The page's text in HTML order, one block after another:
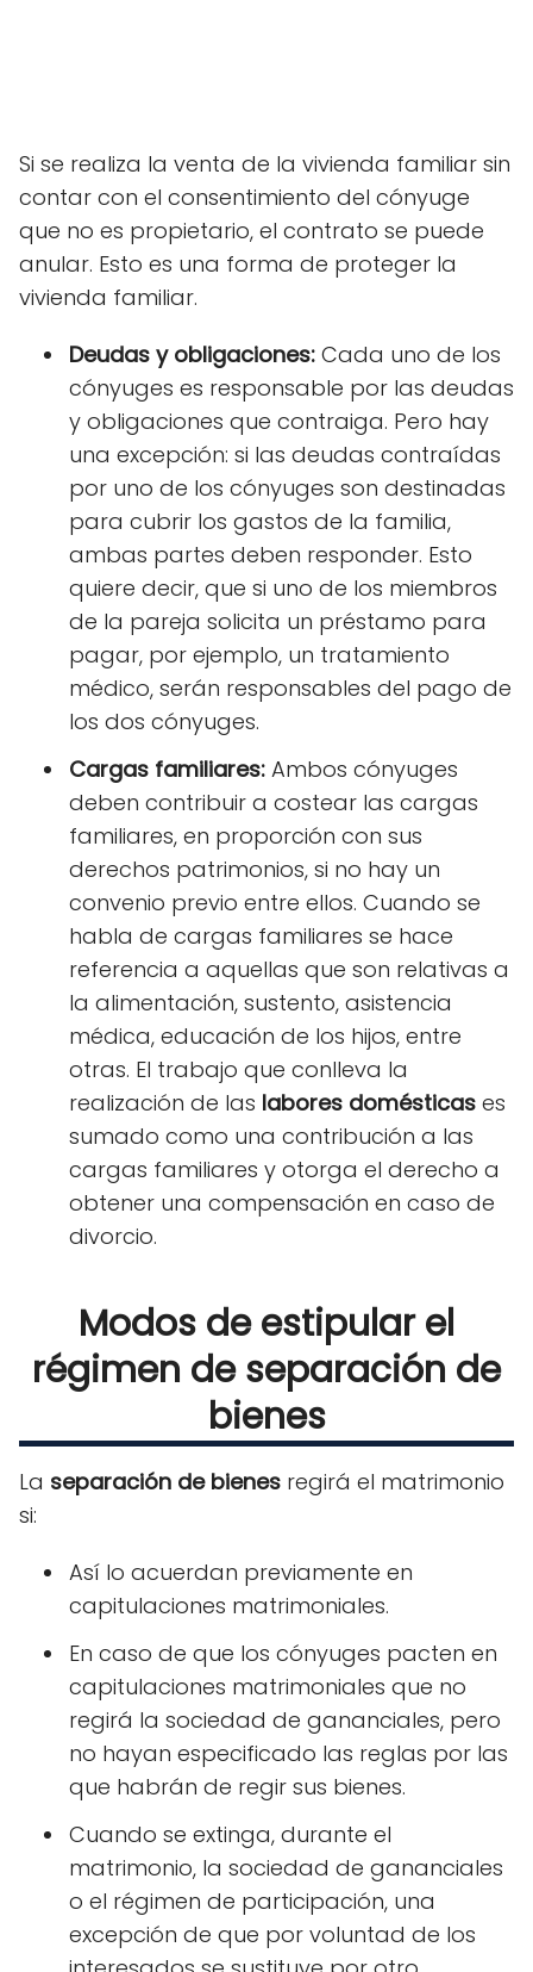
Si se realiza la venta de la vivienda familiar sin
contar con el consentimiento del cónyuge
que no es propietario, el contrato se puede
anular. Esto es una forma de proteger la
vivienda familiar.
Deudas y obligaciones: Cada uno de los
cónyuges es responsable por las deudas
y obligaciones que contraiga. Pero hay
una excepción: si las deudas contraídas
por uno de los cónyuges son destinadas
para cubrir los gastos de la familia,
ambas partes deben responder. Esto
quiere decir, que si uno de los miembros
de la pareja solicita un préstamo para
pagar, por ejemplo, un tratamiento
médico, serán responsables del pago de
los dos cónyuges.
Cargas familiares: Ambos cónyuges
deben contribuir a costear las cargas
familiares, en proporción con sus
derechos patrimonios, si no hay un
convenio previo entre ellos. Cuando se
habla de cargas familiares se hace
referencia a aquellas que son relativas a
la alimentación, sustento, asistencia
médica, educación de los hijos, entre
otras. El trabajo que conlleva la
realización de las labores domésticas es
sumado como una contribución a las
cargas familiares y otorga el derecho a
obtener una compensación en caso de
divorcio.
Modos de estipular el
régimen de separación de
bienes
La separación de bienes regirá el matrimonio
si:
Así lo acuerdan previamente en
capitulaciones matrimoniales.
En caso de que los cónyuges pacten en
capitulaciones matrimoniales que no
regirá la sociedad de gananciales, pero
no hayan especificado las reglas por las
que habrán de regir sus bienes.
Cuando se extinga, durante el
matrimonio, la sociedad de gananciales
o el régimen de participación, una
excepción de que por voluntad de los